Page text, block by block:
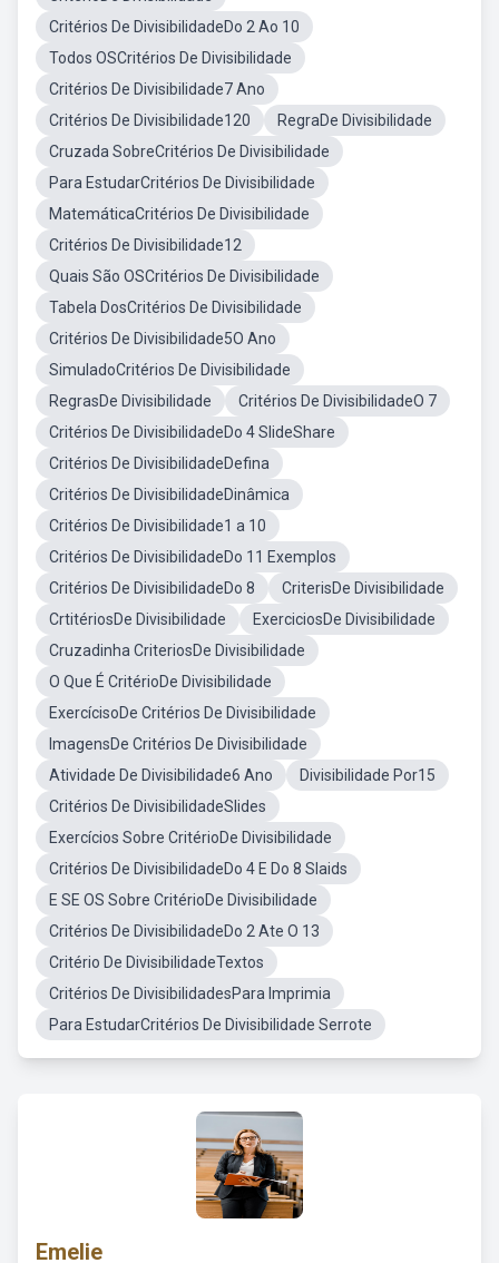
Critérios De DivisibilidadeDo 2 Ao 10
Todos OSCritérios De Divisibilidade
Critérios De Divisibilidade7 Ano
Critérios De Divisibilidade120
RegraDe Divisibilidade
Cruzada SobreCritérios De Divisibilidade
Para EstudarCritérios De Divisibilidade
MatemáticaCritérios De Divisibilidade
Critérios De Divisibilidade12
Quais São OSCritérios De Divisibilidade
Tabela DosCritérios De Divisibilidade
Critérios De Divisibilidade5O Ano
SimuladoCritérios De Divisibilidade
RegrasDe Divisibilidade
Critérios De DivisibilidadeO 7
Critérios De DivisibilidadeDo 4 SlideShare
Critérios De DivisibilidadeDefina
Critérios De DivisibilidadeDinâmica
Critérios De Divisibilidade1 a 10
Critérios De DivisibilidadeDo 11 Exemplos
Critérios De DivisibilidadeDo 8
CriterisDe Divisibilidade
CrtitériosDe Divisibilidade
ExerciciosDe Divisibilidade
Cruzadinha CriteriosDe Divisibilidade
O Que É CritérioDe Divisibilidade
ExercícisoDe Critérios De Divisibilidade
ImagensDe Critérios De Divisibilidade
Atividade De Divisibilidade6 Ano
Divisibilidade Por15
Critérios De DivisibilidadeSlides
Exercícios Sobre CritérioDe Divisibilidade
Critérios De DivisibilidadeDo 4 E Do 8 Slaids
E SE OS Sobre CritérioDe Divisibilidade
Critérios De DivisibilidadeDo 2 Ate O 13
Critério De DivisibilidadeTextos
Critérios De DivisibilidadesPara Imprimia
Para EstudarCritérios De Divisibilidade Serrote
Emelie